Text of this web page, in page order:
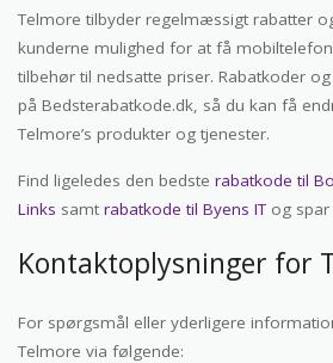
Telmore tilbyder regelmæssigt rabatter
kunderne mulighed for at få
tilbehør til nedsatte priser. Rabatkoder
på Bedsterabatkode.dk, så du kan få
Telmore’s produkter og tjenester.
Find ligeledes den bedste rabatkode til
Links samt rabatkode til Byens IT og
Kontaktoplysninger for
For spørgsmål eller yderligere
Telmore via følgende: